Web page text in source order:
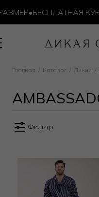
•БЕСПЛАТНАЯ
Главная Каталог Линии
Фильтр